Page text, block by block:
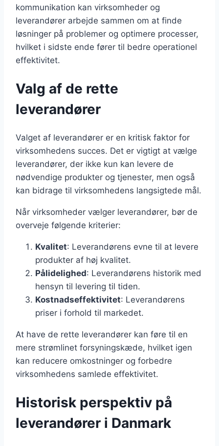
kommunikation kan virksomheder og
leverandører arbejde sammen om at finde
løsninger på problemer og optimere processer,
hvilket i sidste ende fører til bedre operationel
effektivitet.
Valg af de rette
leverandører
Valget af leverandører er en kritisk faktor for
virksomhedens succes. Det er vigtigt at vælge
leverandører, der ikke kun kan levere de
nødvendige produkter og tjenester, men også
kan bidrage til virksomhedens langsigtede mål.
Når virksomheder vælger leverandører, bør de
overveje følgende kriterier:
Kvalitet: Leverandørens evne til at levere
produkter af høj kvalitet.
Pålidelighed: Leverandørens historik med
hensyn til levering til tiden.
Kostnadseffektivitet: Leverandørens
priser i forhold til markedet.
At have de rette leverandører kan føre til en
mere strømlinet forsyningskæde, hvilket igen
kan reducere omkostninger og forbedre
virksomhedens samlede effektivitet.
Historisk perspektiv på
leverandører i Danmark